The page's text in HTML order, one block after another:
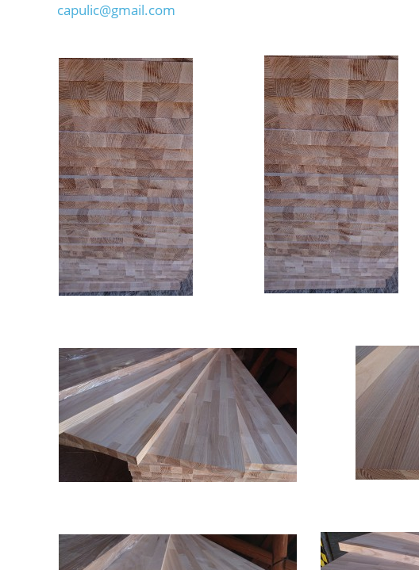
capulic@gmail.com